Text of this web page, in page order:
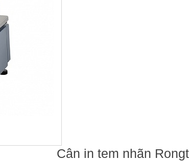
Cân in tem nhãn